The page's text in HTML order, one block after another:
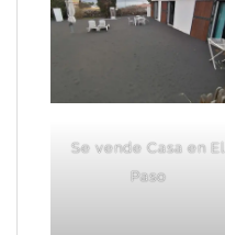
Se vende Casa en El
Paso